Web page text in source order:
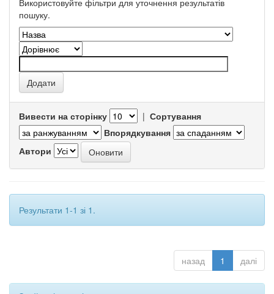
Використовуйте фільтри для уточнення результатів
пошуку.
Вивести на сторінку | Сортування
Впорядкування
Автори
Результати 1-1 зі 1.
назад 1 далі